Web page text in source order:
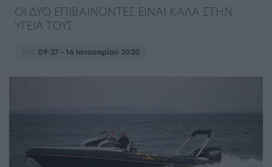
ΟΙ ΔΥΟ ΕΠΙΒΑΙΝΟΝΤΕΣ ΕΙΝΑΙ ΚΑΛΑ ΣΤΗΝ
ΥΓΕΙΑ ΤΟΥΣ
Στις 09:27 - 16 Ιανουαρίου 2020